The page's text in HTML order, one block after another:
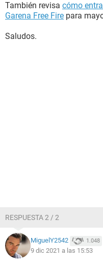
También revisa cómo
Garena Free Fire para
Saludos.
RESPUESTA 2 / 2
MiguelY2542 1.048
9 dic 2021 a las 15:53